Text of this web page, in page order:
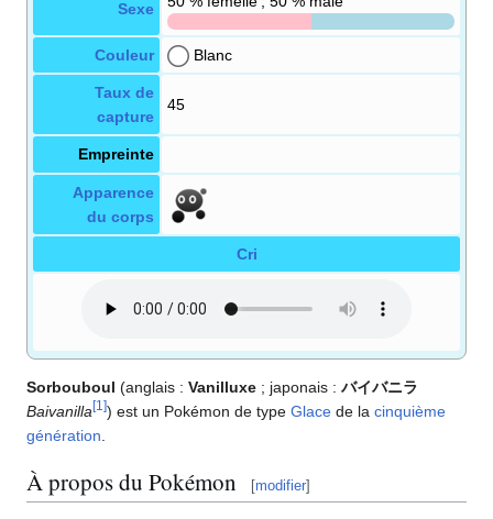
Sexe
Couleur Blanc
Taux de
capture
45
Empreinte
Apparence
du corps
Cri
Sorbouboul (anglais : Vanilluxe ; japonais : バイバニラ
Baivanilla [1 ]) est un Pokémon de type Glace de la cinquième
génération
À propos du Pokémon [modifier]